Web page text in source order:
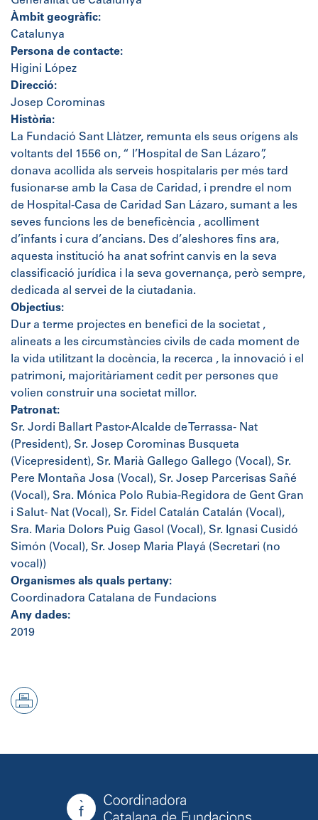
Àmbit geogràfic:
Catalunya
Persona de contacte:
Higini López
Direcció:
Josep Corominas
Història:
La Fundació Sant Llàtzer, remunta els seus orígens als
voltants del 1556 on, “ l’Hospital de San Lázaro”,
donava acollida als serveis hospitalaris per més tard
fusionar-se amb la Casa de Caridad, i prendre el nom
de Hospital-Casa de Caridad San Lázaro, sumant a les
seves funcions les de beneficència , acolliment
d’infants i cura d’ancians. Des d’aleshores fins ara,
aquesta institució ha anat sofrint canvis en la seva
classificació jurídica i la seva governança, però sempre,
dedicada al servei de la ciutadania.
Objectius:
Dur a terme projectes en benefici de la societat ,
alineats a les circumstàncies civils de cada moment de
la vida utilitzant la docència, la recerca , la innovació i el
patrimoni, majoritàriament cedit per persones que
volien construir una societat millor.
Patronat:
Sr. Jordi Ballart Pastor-Alcalde de Terrassa- Nat
(President), Sr. Josep Corominas Busqueta
(Vicepresident), Sr. Marià Gallego Gallego (Vocal), Sr.
Pere Montaña Josa (Vocal), Sr. Josep Parcerisas Sañé
(Vocal), Sra. Mónica Polo Rubia-Regidora de Gent Gran
i Salut- Nat (Vocal), Sr. Fidel Catalán Catalán (Vocal),
Sra. Maria Dolors Puig Gasol (Vocal), Sr. Ignasi Cusidó
Simón (Vocal), Sr. Josep Maria Playá (Secretari (no
vocal))
Organismes als quals pertany:
Coordinadora Catalana de Fundacions
Any dades:
2019